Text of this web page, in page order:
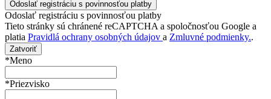
Odoslať registráciu s povinnosťou platby
Tieto stránky sú chránené reCAPTCHA a spoločnosťou Google a
platia Pravidlá ochrany osobných údajov a Zmluvné podmienky..
Zatvoriť
*Meno
*Priezvisko